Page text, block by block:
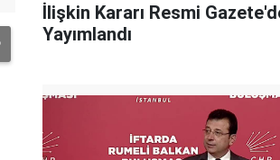
İlişkin Kararı Resmi
Yayımlandı